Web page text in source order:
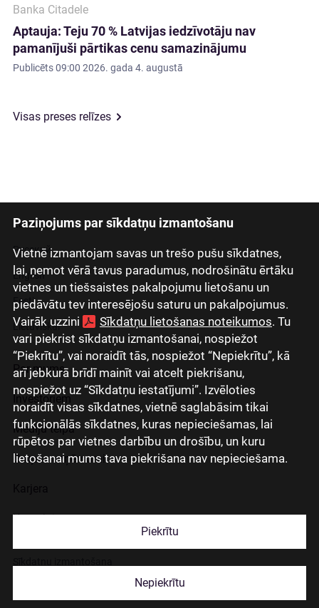
Paziņojums par sīkdatņu izmantošanu
Vietnē izmantojam savas un trešo pušu sīkdatnes,
lai, ņemot vērā tavus paradumus, nodrošinātu ērtāku
vietnes un tiešsaistes pakalpojumu lietošanu un
piedāvātu tev interesējošu saturu un pakalpojumus.
Vairāk uzzini
Sīkdatņu lietošanas noteikumos. Tu
vari piekrist sīkdatņu izmantošanai, nospiežot
“Piekrītu”, vai noraidīt tās, nospiežot “Nepiekrītu”, kā
arī jebkurā brīdī mainīt vai atcelt piekrišanu,
nospiežot uz “Sīkdatņu iestatījumi”. Izvēloties
noraidīt visas sīkdatnes, vietnē saglabāsim tikai
funkcionālās sīkdatnes, kuras nepieciešamas, lai
rūpētos par vietnes darbību un drošību, un kuru
lietošanai mums tava piekrišana nav nepieciešama.
Piekrītu
Nepiekrītu
Banka Citadele
Aptauja: Teju 70 % Latvijas iedzīvotāju nav
pamanījuši pārtikas cenu samazinājumu
Publicēts09:00 2026. gada 4. augustā
Visas preses relīzes
Latviski
Русский
English
Eesti
Lietuviškai
Par mums
Investoriem
Mediju telpa
Grupas uzņēmumi
Kontakti